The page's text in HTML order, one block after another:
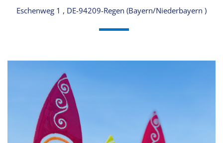
Eschenweg 1 , DE-94209-Regen (Bayern/Niederbayern )